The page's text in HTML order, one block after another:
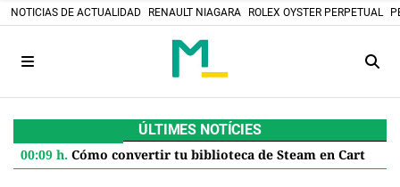
NOTICIAS DE ACTUALIDAD RENAULT NIAGARA ROLEX OYSTER PERPETUAL
ÚLTIMES NOTÍCIES
00:09 h. Cómo convertir tu biblioteca de Steam en Cartuchos retro: el proyecto DIY que desafía el futuro digital